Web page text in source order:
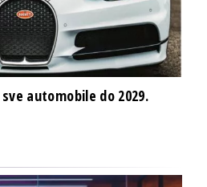
automobile do 2029.